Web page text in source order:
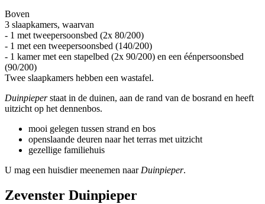
Boven
3 slaapkamers, waarvan
- 1 met tweepersoonsbed (2x 80/200)
- 1 met een tweepersoonsbed (140/200)
- 1 kamer met een stapelbed (2x 90/200) en een éénpersoonsbed
(90/200)
Twee slaapkamers hebben een wastafel.
Duinpieperstaat in de duinen, aan de rand van de bosrand en heeft
uitzicht op het dennenbos.
mooi gelegen tussen strand en bos
openslaande deuren naar het terras met uitzicht
gezellige familiehuis
U mag een huisdier meenemen naar Duinpieper.
Zevenster Duinpieper